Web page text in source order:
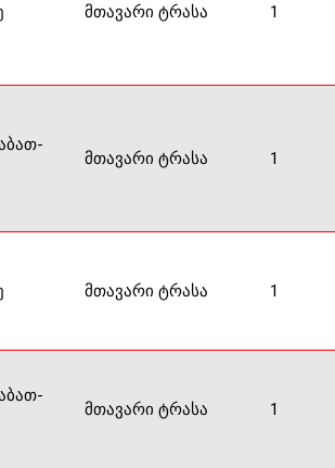
მთავარი ტრასა 1
მთავარი ტრასა 1
მთავარი ტრასა 1
მთავარი ტრასა 1